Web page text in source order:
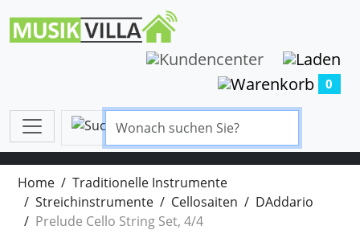
0
Home
Traditionelle Instrumente
Streichinstrumente
Cellosaiten
DAddario
Prelude Cello String Set, 4/4